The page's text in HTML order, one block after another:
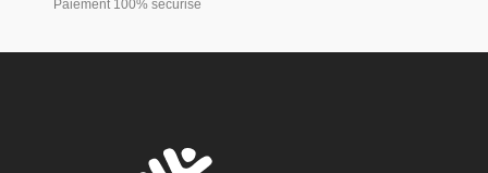
Paiement 100% sécurisé